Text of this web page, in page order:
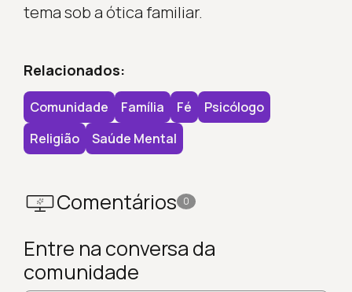
tema sob a ótica familiar.
Relacionados:
Comunidade Família Fé
Psicólogo
Religião
Saúde Mental
Comentários 0
Entre na conversa da
comunidade